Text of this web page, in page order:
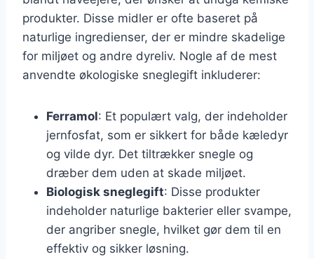
produkter. Disse midler er ofte baseret på
naturlige ingredienser, der er mindre skadelige
for miljøet og andre dyreliv. Nogle af de mest
anvendte økologiske sneglegift inkluderer:
Ferramol: Et populært valg, der indeholder
jernfosfat, som er sikkert for både kæledyr
og vilde dyr. Det tiltrækker snegle og
dræber dem uden at skade miljøet.
Biologisk sneglegift: Disse produkter
indeholder naturlige bakterier eller svampe,
der angriber snegle, hvilket gør dem til en
effektiv og sikker løsning.